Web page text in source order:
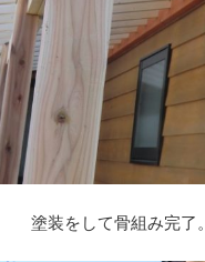
塗装をして骨組み完了。